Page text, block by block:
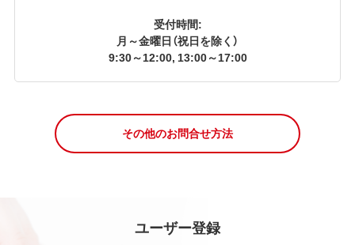
受付時間:
月～金曜日（祝日を除く）
9:30～12:00, 13:00～17:00
その他のお問合せ方法
ユーザー登録